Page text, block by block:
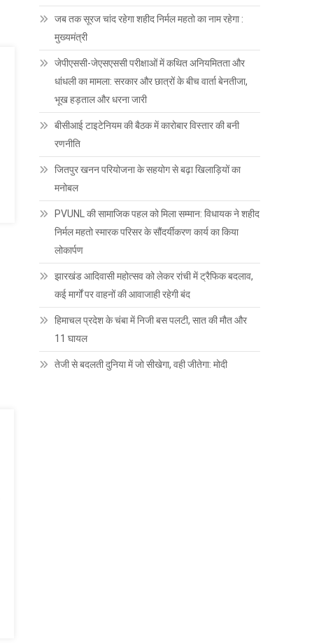
जब तक सूरज चांद रहेगा शहीद निर्मल महतो का नाम रहेगा :
मुख्यमंत्री
जेपीएससी-जेएसएससी परीक्षाओं में कथित अनियमितता और
धांधली का मामला: सरकार और छात्रों के बीच वार्ता बेनतीजा,
भूख हड़ताल और धरना जारी
बीसीआई टाइटेनियम की बैठक में कारोबार विस्तार की बनी
रणनीति
जितपुर खनन परियोजना के सहयोग से बढ़ा खिलाड़ियों का
मनोबल
PVUNL की सामाजिक पहल को मिला सम्मान: विधायक ने शहीद
निर्मल महतो स्मारक परिसर के सौंदर्यीकरण कार्य का किया
लोकार्पण
झारखंड आदिवासी महोत्सव को लेकर रांची में ट्रैफिक बदलाव,
कई मार्गों पर वाहनों की आवाजाही रहेगी बंद
हिमाचल प्रदेश के चंबा में निजी बस पलटी, सात की मौत और
11 घायल
तेजी से बदलती दुनिया में जो सीखेगा, वही जीतेगा: मोदी